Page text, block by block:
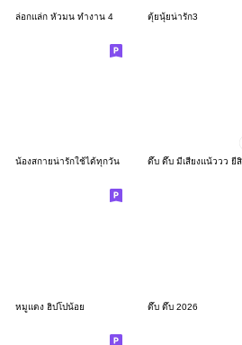
ล่อกแล่ก หัวมน ทำงาน 4 ตุ้ยนุ้ยน่ารัก3
น้องสกายน่ารักใช้ได้ทุกวัน
หมูแดง ฮิปโปน้อย ดึ๊บ ดึ๊บ 2026